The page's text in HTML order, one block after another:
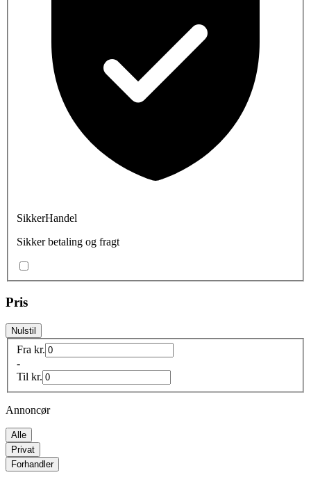
SikkerHandel
Sikker betaling og fragt
Pris
Nulstil
Fra kr.
-
Til kr.
Annoncør
Alle
Privat
Forhandler